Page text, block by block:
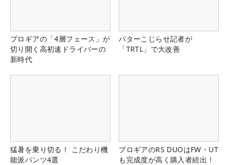
プロギアの「4層フェース」が
切り開く高初速ドライバーの
新時代
パターこじらせ記者が
「TRTL」で大改善
猛暑を乗り切る！ こだわり機
能派パンツ4選
プロギアのRS DUOはFW・UT
も完成度が高く購入者続出！